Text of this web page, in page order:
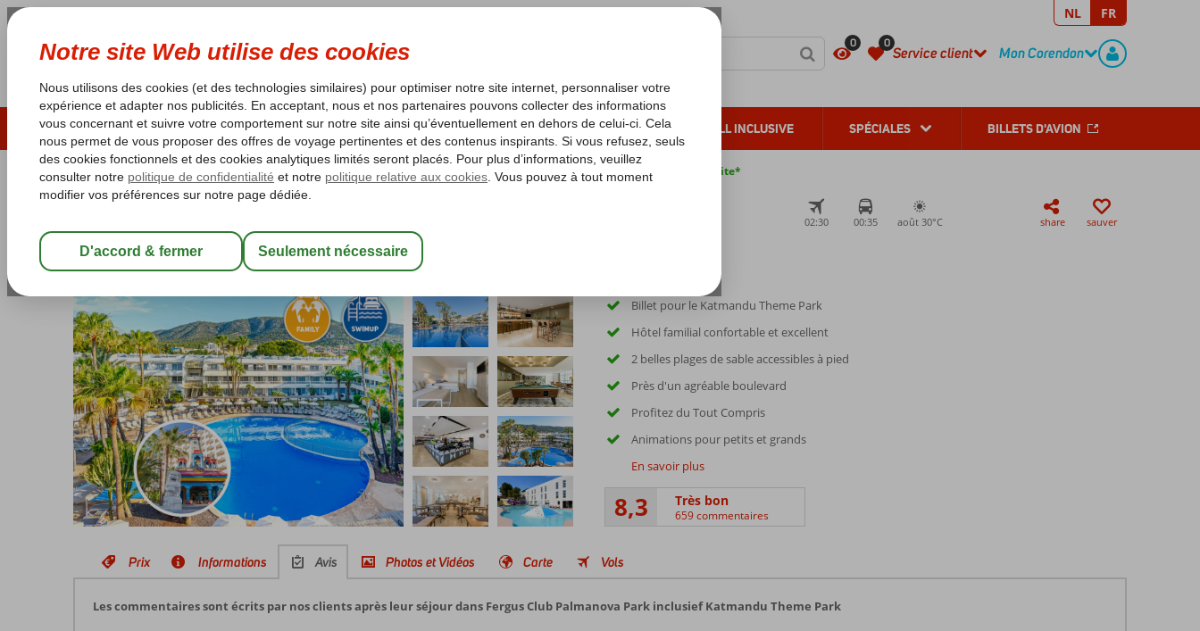
0 0
Service client
CONTACT
Mon Corendon
REGISTERNL FR
ÉTÉ 2026 LAST MINUTES SOLEIL D'HIVER VACANCES AU SOLEIL ALL INCLUSIVE SPÉCIALES BILLETS D'AVION
Les garanties de vacances Garantie du prix le plus bas* Pas de surcharge carburant Annulation gratuite*
Fergus Club Palmanova Park inclusief Katmandu Theme Park
02:30 00:35 août 30°C share sauver
Billet pour le Katmandu Theme Park
Hôtel familial confortable et excellent
2 belles plages de sable accessibles à pied
Près d'un agréable boulevard
Profitez du Tout Compris
Animations pour petits et grands
En savoir plus
8,3 Très bon
659 commentaires
Prix Informations Avis Photos et Vidéos Carte Vols
Les commentaires sont écrits par nos clients après leur séjour dans Fergus Club Palmanova Park inclusief Katmandu Theme Park